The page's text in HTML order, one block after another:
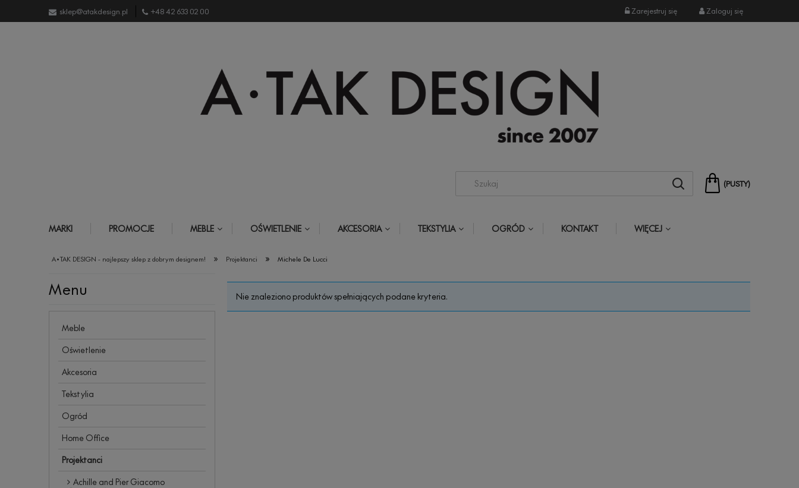
sklep@atakdesign.pl +48 42 633 02 00 Zarejestruj się Zaloguj się
(PUSTY)
MARKI PROMOCJE MEBLE OŚWIETLENIE AKCESORIA TEKSTYLIA OGRÓD KONTAKT WIĘCEJ
A•TAK DESIGN - najlepszy sklep z dobrym designem! » Projektanci » Michele De Lucci
Menu
Meble
Oświetlenie
Akcesoria
Tekstylia
Ogród
Home Office
Projektanci
Achille and Pier Giacomo
Nie znaleziono produktów spełniających podane kryteria.